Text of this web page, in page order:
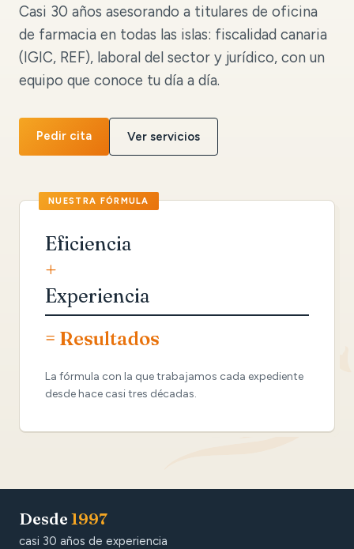
Casi 30 años asesorando a titulares de oficina
de farmacia en todas las islas: fiscalidad canaria
(IGIC, REF), laboral del sector y jurídico, con un
equipo que conoce tu día a día.
Pedir cita Ver servicios
Eficiencia
+
Experiencia
= Resultados
La fórmula con la que trabajamos cada expediente
desde hace casi tres décadas.
Desde 1997
casi 30 años de experiencia